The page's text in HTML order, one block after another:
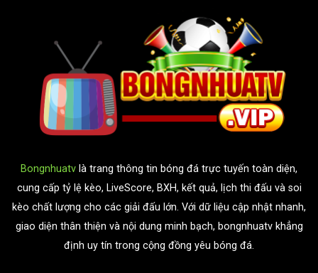
Bongnhuatv là trang thông tin bóng đá trực tuyến toàn diện,
cung cấp tỷ lệ kèo, LiveScore, BXH, kết quả, lịch thi đấu và soi
kèo chất lượng cho các giải đấu lớn. Với dữ liệu cập nhật nhanh,
giao diện thân thiện và nội dung minh bạch, bongnhuatv khẳng
định uy tín trong cộng đồng yêu bóng đá.